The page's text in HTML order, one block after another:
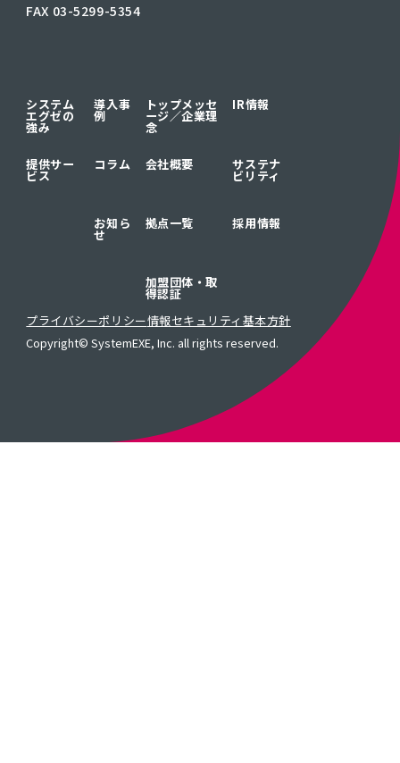
FAX 03-5299-5354
システム
エグゼの
強み
提供サー
ビス
導入事
例
コラム
お知ら
せ
トップメッセ
ージ／企業理
念
会社概要
拠点一覧
加盟団体・取
得認証
IR情報
サステナ
ビリティ
採用情報
プライバシーポリシー情報セキュリティ基本方針
Copyright© SystemEXE, Inc. all rights reserved.